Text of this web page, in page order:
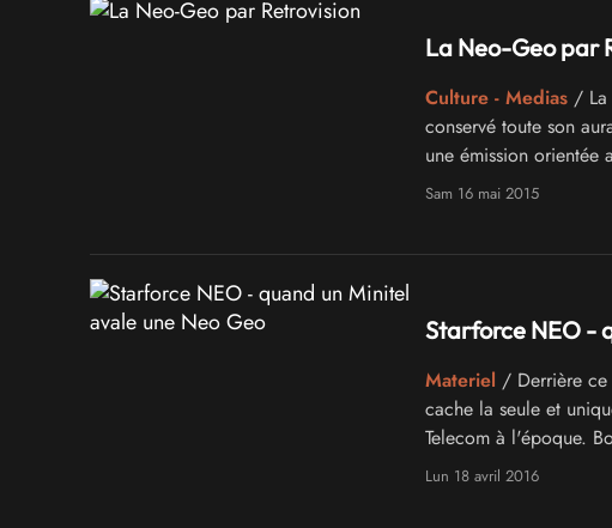
La Neo-Geo par
Culture - Medias/ La
conservé toute son
une émission orientée
Sam 16 mai 2015
Starforce NEO -
Materiel / Derrière ce
cache la seule et
Telecom à l'époque.
émulateur !
Lun 18 avril 2016